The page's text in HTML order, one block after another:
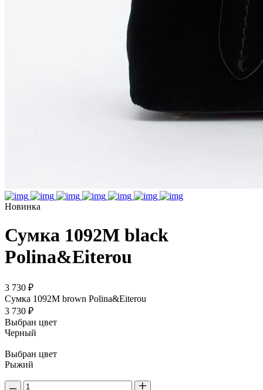
Новинка
Сумка 1092M black
Polina&Eiterou
3 730 ₽
Сумка 1092M brown Polina&Eiterou
3 730 ₽
Выбран цвет
Черный
Выбран цвет
Рыжий